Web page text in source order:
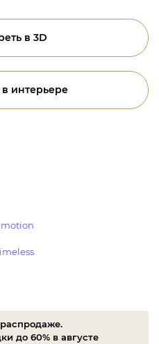
в 3D
интерьере
до 60% в августе